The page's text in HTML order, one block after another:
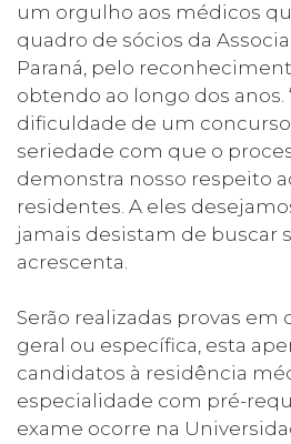
um orgulho aos médicos
quadro de sócios da
Paraná, pelo
obtendo ao longo dos anos.
dificuldade de um
seriedade com que o
demonstra nosso respeito
residentes. A eles
jamais desistam de buscar
acrescenta.
Serão realizadas provas em
geral ou específica, esta
candidatos à residência
especialidade com pré-
exame ocorre na